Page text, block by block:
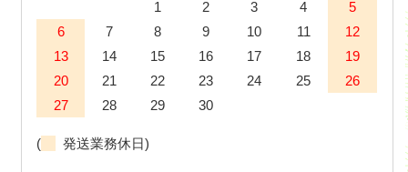
1 2 3 4
5
6
7 8 9 10 11
12
13
14 15 16 17 18
19
20
21 22 23 24 25
26
27
28 29 30
( 発送業務休日)